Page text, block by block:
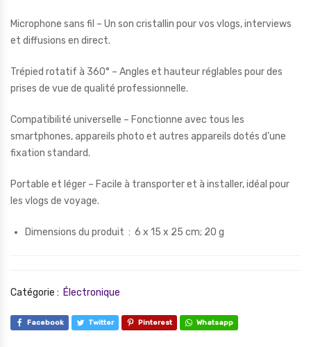
Microphone sans fil – Un son cristallin pour vos vlogs, interviews
et diffusions en direct.
Trépied rotatif à 360° – Angles et hauteur réglables pour des
prises de vue de qualité professionnelle.
Compatibilité universelle – Fonctionne avec tous les
smartphones, appareils photo et autres appareils dotés d’une
fixation standard.
Portable et léger – Facile à transporter et à installer, idéal pour
les vlogs de voyage.
Dimensions du produit ‏ : ‎ 6 x 15 x 25 cm; 20 g
Catégorie : Électronique
Facebook Twitter Pinterest Whatsapp